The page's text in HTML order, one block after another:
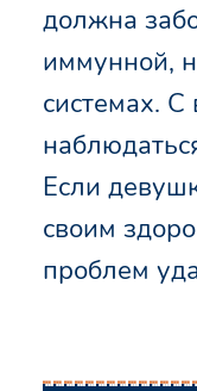
должна
иммунной,
системах.
Если
своим
проблем